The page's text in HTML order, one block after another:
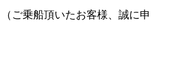
ご乗船頂いたお客様、誠に申